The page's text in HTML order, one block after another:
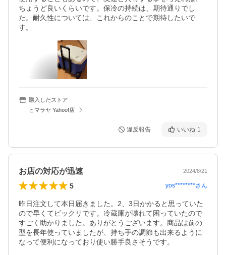
ちょうど良いくらいです。保冷の持続は、期待通りでし
た。耐久性については、これからのことで期待したいで
す。
購入したストア
ヒマラヤ Yahoo!店
違反報告 いいね 1
お店の対応が迅速 2024/8/21
5 yos********さん
昨日注文して本日届きました。2、3日かかると思っていた
ので早くてビックリです。冷蔵庫が壊れて困っていたので
すごく助かりました。ありがとうございます。商品は前の
型を長年使っていましたが、持ち手の調節も出来るように
なって便利になっており使い勝手良さそうです。